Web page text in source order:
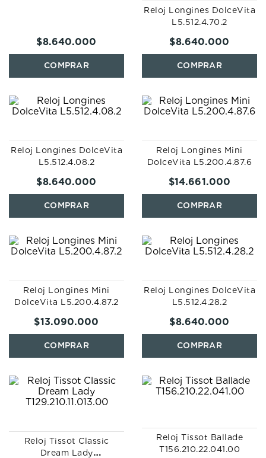
$8.640.000
Reloj Longines DolceVita
L5.512.4.70.2
$8.640.000
Reloj Longines DolceVita
L5.512.4.08.2
$8.640.000
Reloj Longines Mini
DolceVita L5.200.4.87.6
$14.661.000
Reloj Longines Mini
DolceVita L5.200.4.87.2
$13.090.000
Reloj Longines DolceVita
L5.512.4.28.2
$8.640.000
Reloj Tissot Classic
Dream Lady
Reloj Tissot Ballade
T156.210.22.041.00